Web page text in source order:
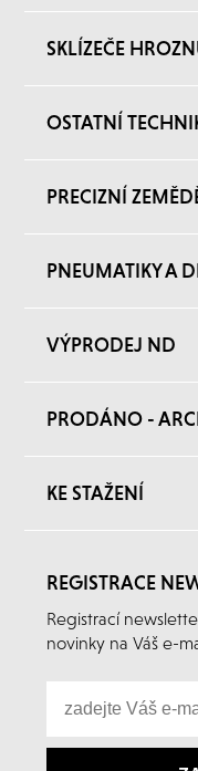
SKLÍZEČE
OSTATNÍ
PRECIZNÍ
PNEUMATIKY A
VÝPRODEJ ND
PRODÁNO -
KE STAŽENÍ
REGISTRACE
Registrací
novinky na Váš e-